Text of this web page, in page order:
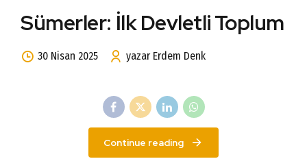
Sümerler: İlk Devletli Toplum
30 Nisan 2025 yazar Erdem Denk
Continue reading